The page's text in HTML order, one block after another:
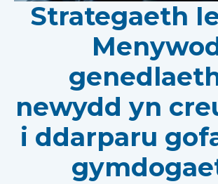
Strategaeth
newydd yn
i ddarparu